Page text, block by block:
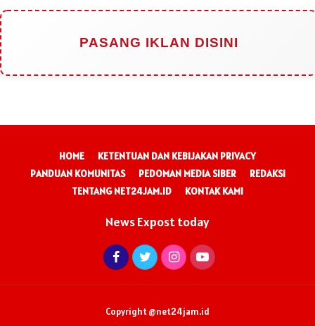
PASANG IKLAN DISINI
HOME
KETENTUAN DAN KEBIJAKAN PRIVACY
PANDUAN KOMUNITAS
PEDOMAN MEDIA SIBER
REDAKSI
TENTANG NET24JAM.ID
KONTAK KAMI
News Expost today
Copyright @net24jam.id